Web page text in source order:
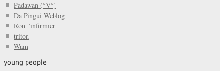
Padawan (°V°)
Da Pingui Weblog
Ron l'infirmier
triton
Wam
young people